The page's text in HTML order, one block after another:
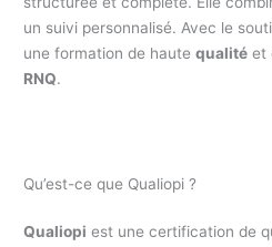
un suivi personnalisé. Avec le
une formation de hautequalité et
RNQ.
Qu’est-ce que Qualiopi ?
Qualiopi est une certification de